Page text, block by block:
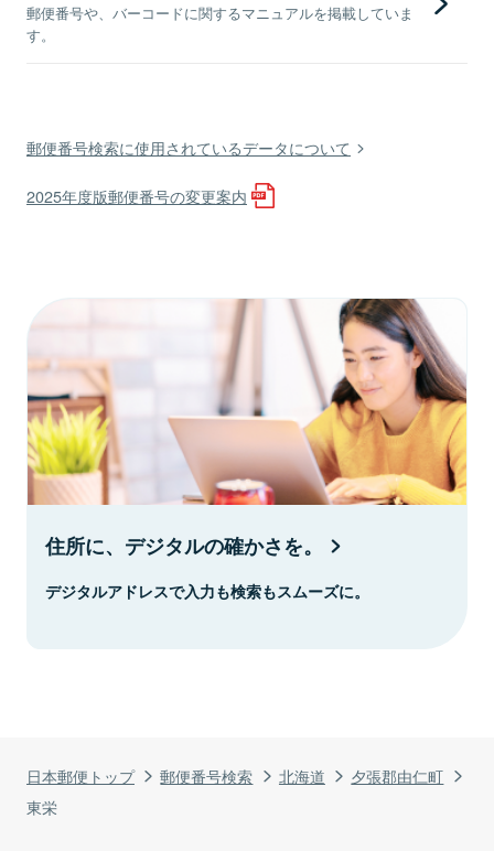
日本郵便トップ 郵便番号検索 北海道
夕張郡由仁町
東栄
郵便番号や、バーコードに関するマニュアルを掲載していま
す。
郵便番号検索に使用されているデータについて
2025年度版郵便番号の変更案内
住所に、デジタルの確かさを。
デジタルアドレスで入力も検索もスムーズに。